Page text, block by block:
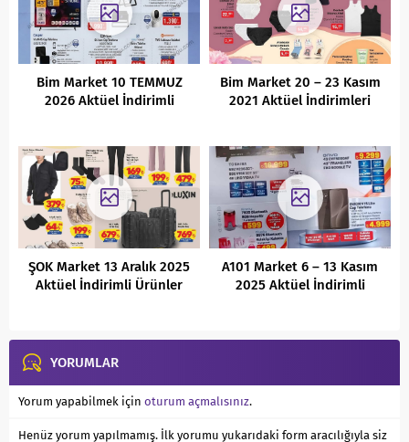
Bim Market 10 TEMMUZ
2026 Aktüel İndirimli
Bim Market 20 – 23 Kasım
2021 Aktüel İndirimleri
ŞOK Market 13 Aralık 2025
Aktüel İndirimli Ürünler
A101 Market 6 – 13 Kasım
2025 Aktüel İndirimli
YORUMLAR
Yorum yapabilmek için oturum açmalısınız.
Henüz yorum yapılmamış. İlk yorumu yukarıdaki form aracılığıyla siz